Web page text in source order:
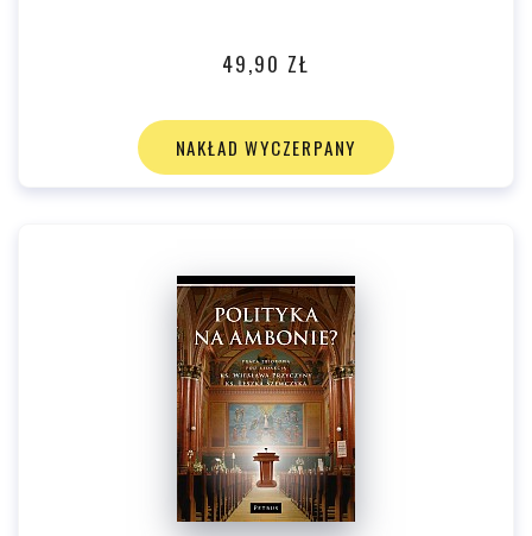
49,90 ZŁ
NAKŁAD WYCZERPANY